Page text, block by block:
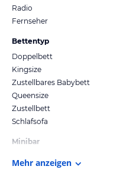
Radio
Fernseher
Bettentyp
Doppelbett
Kingsize
Zustellbares Babybett
Queensize
Zustellbett
Schlafsofa
Minibar
Mehr anzeigen